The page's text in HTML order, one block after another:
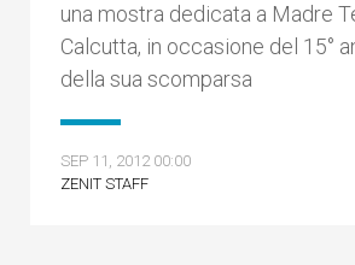
una mostra dedicata a Madre
Calcutta, in occasione del 15°
della sua scomparsa
SEP 11, 2012 00:00
ZENIT STAFF